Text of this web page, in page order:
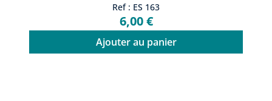
Ref : ES 163
6,00 €
Ajouter au panier